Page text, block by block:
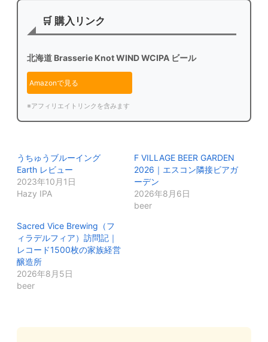
🛒 購入リンク
北海道 Brasserie Knot WIND WCIPA ビール
Amazonで見る
※アフィリエイトリンクを含みます
うちゅうブルーイング
Earth レビュー
2023年10月1日
Hazy IPA
F VILLAGE BEER GARDEN
2026｜エスコン隣接ビアガ
ーデン
2026年8月6日
beer
Sacred Vice Brewing（フ
ィラデルフィア）訪問記｜
レコード1500枚の家族経営
醸造所
2026年8月5日
beer